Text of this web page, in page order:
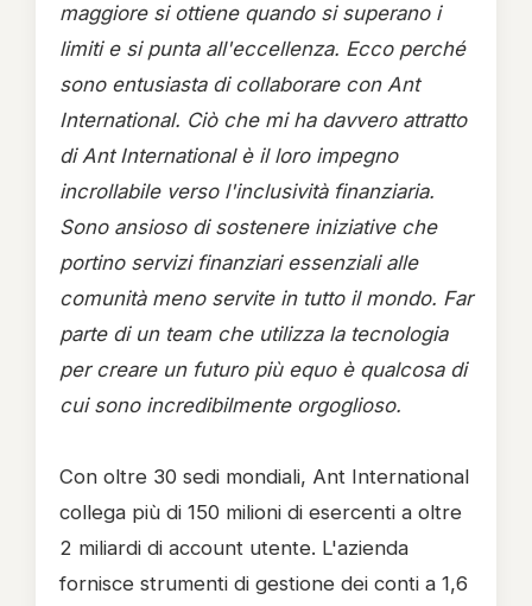
maggiore si ottiene quando si superano i
limiti e si punta all'eccellenza. Ecco perché
sono entusiasta di collaborare con Ant
International. Ciò che mi ha davvero attratto
di Ant International è il loro impegno
incrollabile verso l'inclusività finanziaria.
Sono ansioso di sostenere iniziative che
portino servizi finanziari essenziali alle
comunità meno servite in tutto il mondo. Far
parte di un team che utilizza la tecnologia
per creare un futuro più equo è qualcosa di
cui sono incredibilmente orgoglioso.
Con oltre 30 sedi mondiali, Ant International
collega più di 150 milioni di esercenti a oltre
2 miliardi di account utente. L'azienda
fornisce strumenti di gestione dei conti a 1,6